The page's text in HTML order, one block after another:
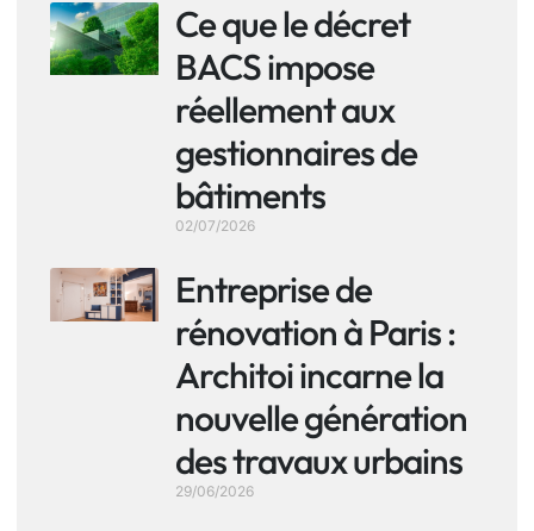
Ce que le décret
BACS impose
réellement aux
gestionnaires de
bâtiments
02/07/2026
Entreprise de
rénovation à Paris :
Architoi incarne la
nouvelle génération
des travaux urbains
29/06/2026